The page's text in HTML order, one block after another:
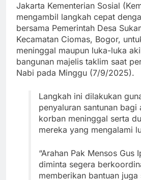
Jakarta Kementerian Sosial
mengambil langkah cepat
bersama Pemerintah Desa
Kecamatan Ciomas, Bogor,
meninggal maupun luka-luka
bangunan majelis taklim saat
Nabi pada Minggu (7/9/2025).
Langkah ini dilakukan
penyaluran santunan bagi
korban meninggal serta
mereka yang mengalami
“Arahan Pak Mensos Gus
diminta segera
memberikan bantuan juga